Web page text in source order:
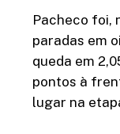
Pacheco foi,
paradas em
queda em
pontos à
lugar na